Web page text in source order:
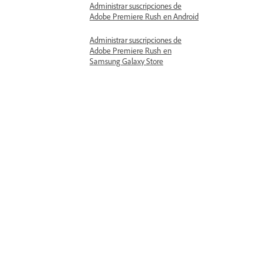
Administrar suscripciones de
Adobe Premiere Rush en Android
Administrar suscripciones de
Adobe Premiere Rush en
Samsung Galaxy Store